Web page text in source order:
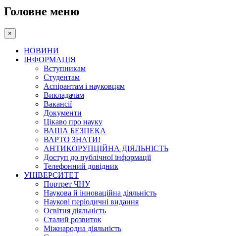
Головне меню
×
НОВИНИ
ІНФОРМАЦІЯ
Вступникам
Студентам
Аспірантам і науковцям
Викладачам
Вакансії
Документи
Цікаво про науку
ВАША БЕЗПЕКА
ВАРТО ЗНАТИ!
АНТИКОРУПЦІЙНА ДІЯЛЬНІСТЬ
Доступ до публічної інформації
Телефонний довідник
УНІВЕРСИТЕТ
Портрет ЧНУ
Наукова й інноваційна діяльність
Наукові періодичні видання
Освітня діяльність
Сталий розвиток
Міжнародна діяльність